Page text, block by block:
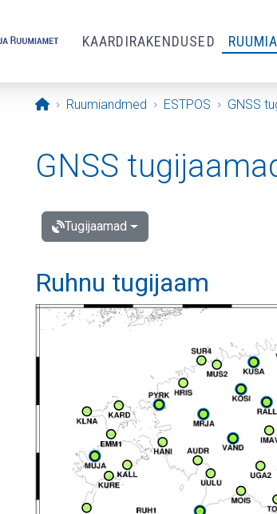
KAARDIRAKENDUSED
Avaleht
Ruumiandmed ESTPOS GNSS
GNSS
Tugijaamad
Ruhnu tugijaam